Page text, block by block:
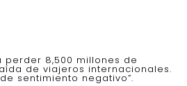
perder 8,500 millones de
de viajeros internacionales.
sentimiento negativo”.